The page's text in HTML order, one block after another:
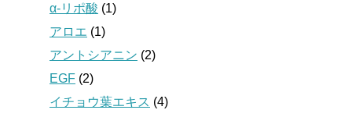
α-リポ酸 (1)
アロエ (1)
アントシアニン (2)
EGF (2)
イチョウ葉エキス (4)